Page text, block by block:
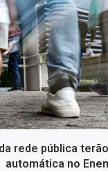
rede pública
automática no